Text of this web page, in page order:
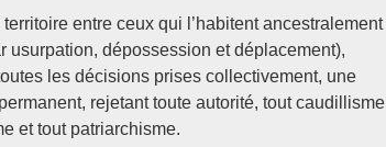
entre ceux qui l’habitent ancestralement
usurpation, dépossession et déplacement),
les décisions prises collectivement, une
rejetant toute autorité, tout caudillisme
et tout patriarchisme.